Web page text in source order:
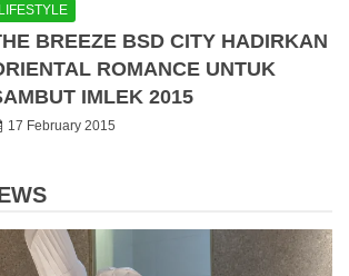
LIFESTYLE
BREEZE BSD CITY HADIRKAN
ROMANCE UNTUK
IMLEK 2015
17 February 2015